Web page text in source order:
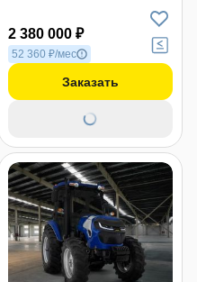
2 380 000 ₽
52 360 ₽/мес
Заказать